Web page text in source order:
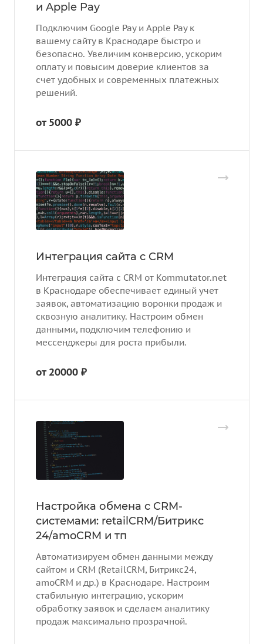
и Apple Pay
Подключим Google Pay и Apple Pay к
вашему сайту в Краснодаре быстро и
безопасно. Увеличим конверсию, ускорим
оплату и повысим доверие клиентов за
счет удобных и современных платежных
решений.
от 5000 ₽
Интеграция сайта с CRM
Интеграция сайта с CRM от Kommutator.net
в Краснодаре обеспечивает единый учет
заявок, автоматизацию воронки продаж и
сквозную аналитику. Настроим обмен
данными, подключим телефонию и
мессенджеры для роста прибыли.
от 20000 ₽
Настройка обмена с CRM-
cистемами: retailCRM/Битрикс
24/amoCRM и тп
Автоматизируем обмен данными между
сайтом и CRM (RetailCRM, Битрикс24,
amoCRM и др.) в Краснодаре. Настроим
стабильную интеграцию, ускорим
обработку заявок и сделаем аналитику
продаж максимально прозрачной.